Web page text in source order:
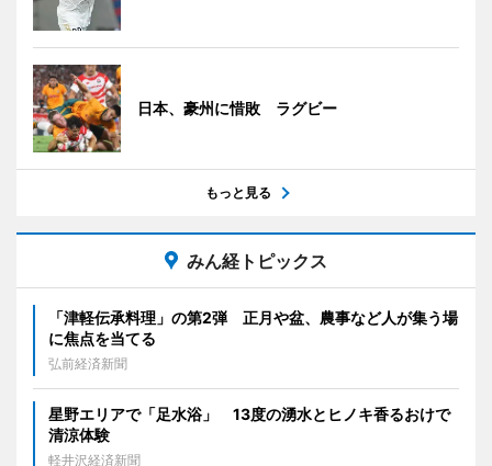
日本、豪州に惜敗 ラグビー
もっと見る
みん経トピックス
「津軽伝承料理」の第2弾 正月や盆、農事など人が集う場
に焦点を当てる
弘前経済新聞
星野エリアで「足水浴」 13度の湧水とヒノキ香るおけで
清涼体験
軽井沢経済新聞